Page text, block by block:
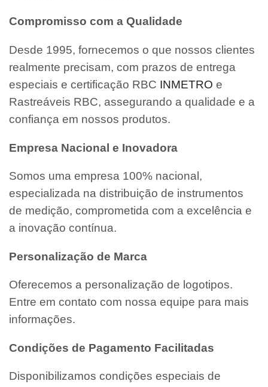
Compromisso com a Qualidade
Desde 1995, fornecemos o que nossos clientes
realmente precisam, com prazos de entrega
especiais e certificação RBC INMETRO e
Rastreáveis RBC, assegurando a qualidade e a
confiança em nossos produtos.
Empresa Nacional e Inovadora
Somos uma empresa 100% nacional,
especializada na distribuição de instrumentos
de medição, comprometida com a excelência e
a inovação contínua.
Personalização de Marca
Oferecemos a personalização de logotipos.
Entre em contato com nossa equipe para mais
informações.
Condições de Pagamento Facilitadas
Disponibilizamos condições especiais de